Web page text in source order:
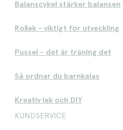
Balanscykel stärker balansen
Rollek - viktigt för utveckling
Pussel - det är träning det
Så ordnar du barnkalas
Kreativ lek och DIY
KUNDSERVICE